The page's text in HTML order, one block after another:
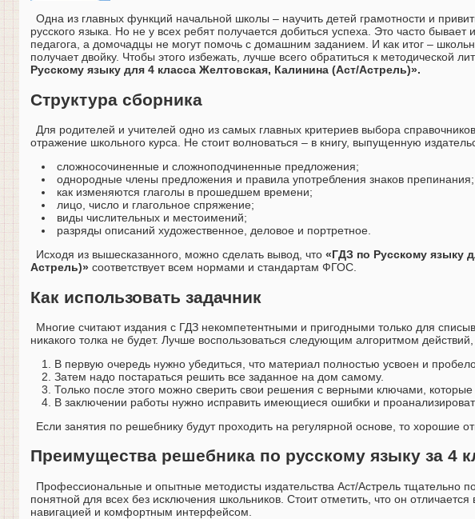
Одна из главных функций начальной школы – научить детей грамотности и
русского языка. Но не у всех ребят получается добиться успеха. Это часто
педагога, а домочадцы не могут помочь с домашним заданием. И как итог –
получает двойку. Чтобы этого избежать, лучше всего обратиться к методической
Русскому языку для 4 класса Желтовская, Калинина (Аст/Астрель)».
Структура сборника
Для родителей и учителей одно из самых главных критериев выбора
отражение школьного курса. Не стоит волноваться – в книгу, выпущенную
сложносочиненные и сложноподчиненные предложения;
однородные члены предложения и правила употребления знаков препинания;
как изменяются глаголы в прошедшем времени;
лицо, число и глагольное спряжение;
виды числительных и местоимений;
разряды описаний художественное, деловое и портретное.
Исходя из вышесказанного, можно сделать вывод, что «ГДЗ по Русскому языку
Астрель)» соответствует всем нормами и стандартам ФГОС.
Как использовать задачник
Многие считают издания с ГДЗ некомпетентными и пригодными только для
никакого толка не будет. Лучше воспользоваться следующим алгоритмом
В первую очередь нужно убедиться, что материал полностью усвоен и
Затем надо постараться решить все заданное на дом самому.
Только после этого можно сверить свои решения с верными ключами,
В заключении работы нужно исправить имеющиеся ошибки и
Если занятия по решебнику будут проходить на регулярной основе, то хорошие
Преимущества решебника по русскому языку за 4
Профессиональные и опытные методисты издательства Аст/Астрель тщательно
понятной для всех без исключения школьников. Стоит отметить, что он
навигацией и комфортным интерфейсом.